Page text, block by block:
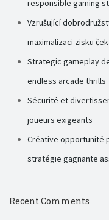
responsible gaming
Vzrušující
maximalizaci zisku
Strategic gameplay
endless arcade thrills
Sécurité et
joueurs exigeants
Créative opportunité
stratégie gagnante
Recent Comments